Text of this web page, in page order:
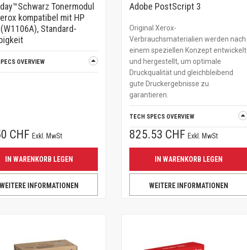
Tonermodul
kompatibel mit HP
Standard-
OVERVIEW
CHFExkl. MwSt
IN WARENKORB LEGEN
INFORMATIONEN
Adobe PostScript 3
Original Xerox-
Verbrauchsmaterialien werden nach
einem speziellen Konzept entwickelt
und hergestellt, um optimale
Druckqualität und gleichbleibend
gute Druckergebnisse zu
garantieren.
TECH SPECS OVERVIEW
825.53 CHFExkl. MwSt
IN WARENKORB LEGEN
WEITERE INFORMATIONEN